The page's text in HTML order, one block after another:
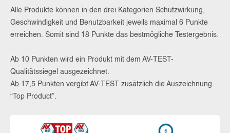
Alle Produkte können in den drei Kategorien Schutzwirkung,
Geschwindigkeit und Benutzbarkeit jeweils maximal 6 Punkte
erreichen. Somit sind 18 Punkte das bestmögliche Testergebnis.
Ab 10 Punkten wird ein Produkt mit dem AV-TEST-
Qualitätssiegel ausgezeichnet.
Ab 17,5 Punkten vergibt AV-TEST zusätzlich die Auszeichnung
“Top Product”.